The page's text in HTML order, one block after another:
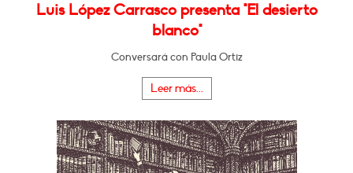
Luis López Carrasco presenta "El desierto
blanco"
Conversará con Paula Ortiz
Leer más...